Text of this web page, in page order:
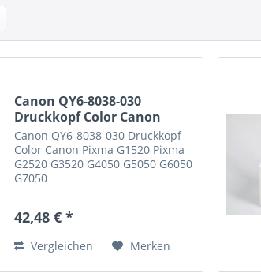
Canon QY6-8038-030
Druckkopf Color Canon
Pixma...
Canon QY6-8038-030 Druckkopf
Color Canon Pixma G1520 Pixma
G2520 G3520 G4050 G5050 G6050
G7050
42,48 € *
Vergleichen Merken